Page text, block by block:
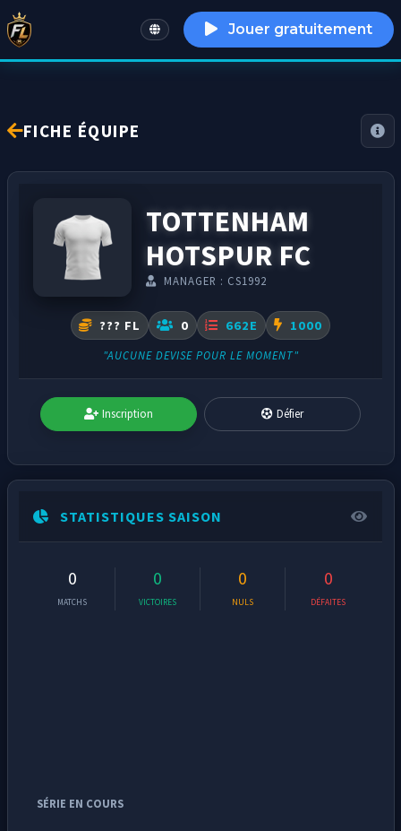
English Jouer gratuitement
FICHE ÉQUIPE
TOTTENHAM
HOTSPUR FC
MANAGER : CS1992
??? FL 0 662E 1000
"AUCUNE DEVISE POUR LE MOMENT"
Inscription Défier
STATISTIQUES SAISON
0
MATCHS
0
VICTOIRES
0
NULS
0
DÉFAITES
SÉRIE EN COURS